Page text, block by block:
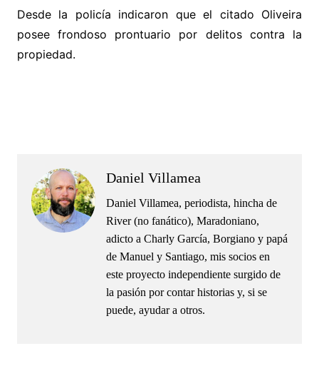
Desde la policía indicaron que el citado Oliveira
posee frondoso prontuario por delitos contra la
propiedad.
Daniel Villamea
Daniel Villamea, periodista, hincha de
River (no fanático), Maradoniano,
adicto a Charly García, Borgiano y papá
de Manuel y Santiago, mis socios en
este proyecto independiente surgido de
la pasión por contar historias y, si se
puede, ayudar a otros.